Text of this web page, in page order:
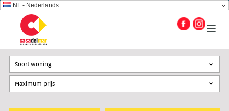
NL - Nederlands
Soort woning